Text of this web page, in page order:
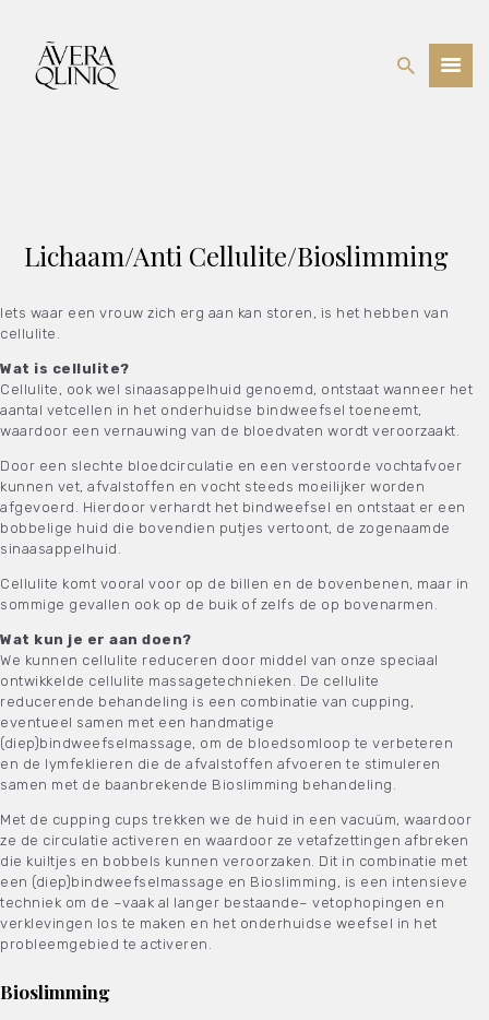
Lichaam/Anti Cellulite/Bioslimming
Iets waar een vrouw zich erg aan kan storen, is het hebben van
cellulite.
Wat is cellulite?
Cellulite, ook wel sinaasappelhuid genoemd, ontstaat wanneer het
aantal vetcellen in het onderhuidse bindweefsel toeneemt,
waardoor een vernauwing van de bloedvaten wordt veroorzaakt.
Door een slechte bloedcirculatie en een verstoorde vochtafvoer
kunnen vet, afvalstoffen en vocht steeds moeilijker worden
afgevoerd. Hierdoor verhardt het bindweefsel en ontstaat er een
bobbelige huid die bovendien putjes vertoont, de zogenaamde
sinaasappelhuid.
Cellulite komt vooral voor op de billen en de bovenbenen, maar in
sommige gevallen ook op de buik of zelfs de op bovenarmen.
Wat kun je er aan doen?
We kunnen cellulite reduceren door middel van onze speciaal
ontwikkelde cellulite massagetechnieken. De cellulite
reducerende behandeling is een combinatie van cupping,
eventueel samen met een handmatige
(diep)bindweefselmassage, om de bloedsomloop te verbeteren
en de lymfeklieren die de afvalstoffen afvoeren te stimuleren
samen met de baanbrekende Bioslimming behandeling.
Met de cupping cups trekken we de huid in een vacuüm, waardoor
ze de circulatie activeren en waardoor ze vetafzettingen afbreken
die kuiltjes en bobbels kunnen veroorzaken. Dit in combinatie met
een (diep)bindweefselmassage en Bioslimming, is een intensieve
techniek om de –vaak al langer bestaande– vetophopingen en
verklevingen los te maken en het onderhuidse weefsel in het
probleemgebied te activeren.
Bioslimming